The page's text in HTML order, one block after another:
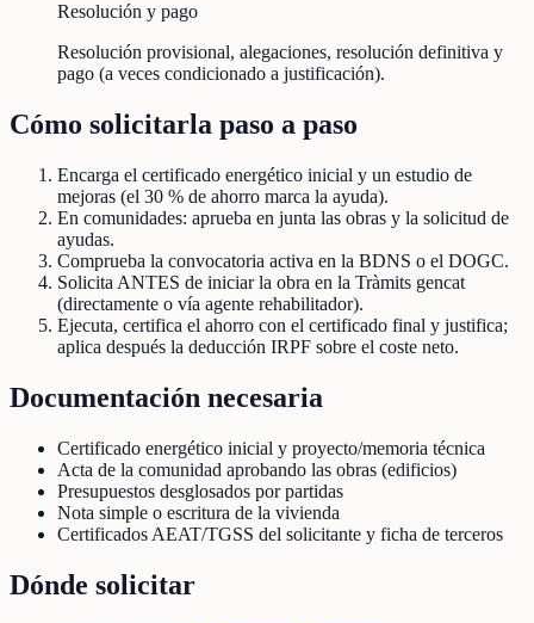
Resolución y pago
Resolución provisional, alegaciones, resolución definitiva y
pago (a veces condicionado a justificación).
Cómo solicitarla paso a paso
Encarga el certificado energético inicial y un estudio de
mejoras (el 30 % de ahorro marca la ayuda).
En comunidades: aprueba en junta las obras y la solicitud de
ayudas.
Comprueba la convocatoria activa en la BDNS o el DOGC.
Solicita ANTES de iniciar la obra en la Tràmits gencat
(directamente o vía agente rehabilitador).
Ejecuta, certifica el ahorro con el certificado final y justifica;
aplica después la deducción IRPF sobre el coste neto.
Documentación necesaria
Certificado energético inicial y proyecto/memoria técnica
Acta de la comunidad aprobando las obras (edificios)
Presupuestos desglosados por partidas
Nota simple o escritura de la vivienda
Certificados AEAT/TGSS del solicitante y ficha de terceros
Dónde solicitar